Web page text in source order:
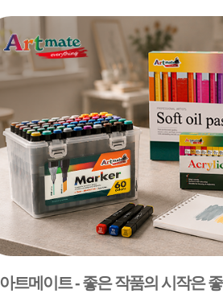
아트메이트 - 좋은 작품의 시작은